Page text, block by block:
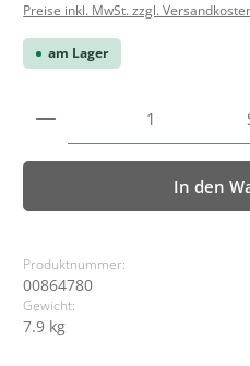
Preise inkl. MwSt. zzgl.
am Lager
Produkt Anzahl: Gib
In den
Produktnummer:
00864780
Gewicht:
7.9 kg